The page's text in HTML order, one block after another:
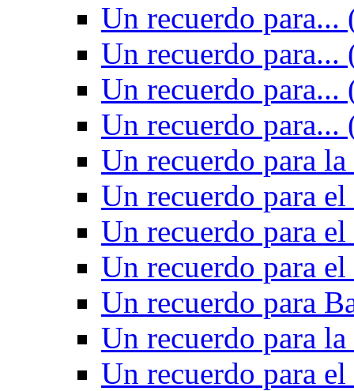
Un recuerdo para...
Un recuerdo para...
Un recuerdo para...
Un recuerdo para...
Un recuerdo para
Un recuerdo para
Un recuerdo para
Un recuerdo para
Un recuerdo para
Un recuerdo para
Un recuerdo para